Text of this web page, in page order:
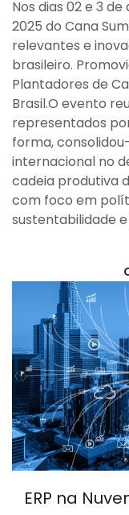
Nos dias 02 e 3
2025 do Cana
relevantes e
brasileiro.
Plantadores de
Brasil.O evento
representados
forma,
internacional no
cadeia produtiva
com foco em
sustentabilidade
ERP na